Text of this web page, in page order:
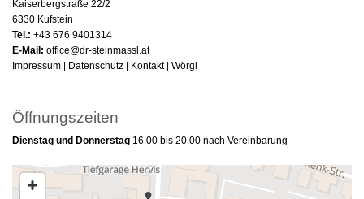
Kaiserbergstraße 22/2
6330 Kufstein
Tel.: +43 676 9401314
E-Mail: office@dr-steinmassl.at
Impressum
Datenschutz Kontakt| Wörgl
Öffnungszeiten
Dienstag und Donnerstag 16.00 bis 20.00 nach Vereinbarung